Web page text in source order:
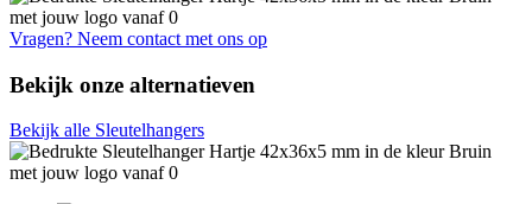
Vragen? Neem contact met ons op
Bekijk onze alternatieven
Bekijk alle Sleutelhangers